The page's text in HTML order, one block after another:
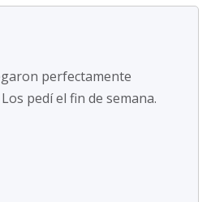
perfectamente
pedí el fin de semana.